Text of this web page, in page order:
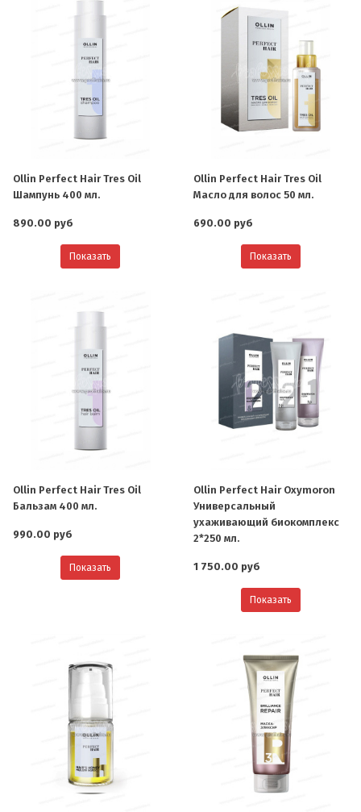
Ollin Perfect Hair Tres Oil
Шампунь 400 мл.
890.00 руб
Показать
Ollin Perfect Hair Tres Oil
Масло для волос 50 мл.
690.00 руб
Показать
Ollin Perfect Hair Tres Oil
Бальзам 400 мл.
990.00 руб
Показать
Ollin Perfect Hair Oxymoron
Универсальный
ухаживающий биокомплекс
2*250 мл.
1 750.00 руб
Показать